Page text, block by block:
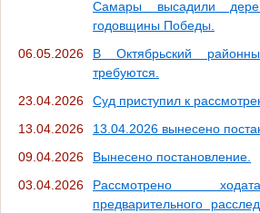
Самары высадили
годовщины Победы.
06.05.2026
В Октябрьский
требуются.
23.04.2026
Суд приступил к
13.04.2026
13.04.2026 вынесено
09.04.2026
Вынесено постановление.
03.04.2026
Рассмотрено
предварительного